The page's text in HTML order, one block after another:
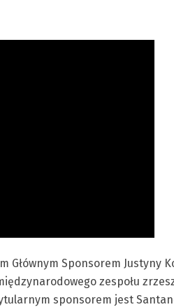
Sponsorem Justyny
zespołu
sponsorem jest